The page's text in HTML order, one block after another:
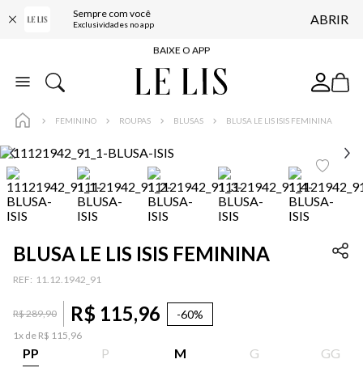
Sempre com você
Exclusividades no app ABRIR
FRETE GRÁTIS*
BAIXE O APP
10% OFF NA PRIMEIRA COMPRA*
FRETE GRÁTIS*
BAIXE O APP
10% OFF NA PRIMEIRA COMPRA*
FEMININO ROUPAS BLUSAS BLUSA LE LIS ISIS FEMININA
BLUSA LE LIS ISIS FEMININA
: 11.12.1942_91
R$289,90 R$ 115,96 -60%
1x de R$ 115,96
PP P M G GG